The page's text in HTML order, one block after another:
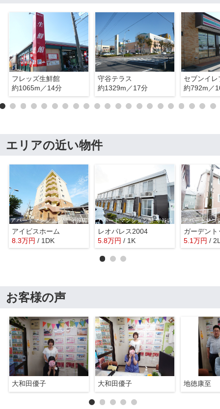
フレッズ生鮮館
約1065m／14分
守谷テラス
約1329m／17分
約792m／
エリアの近い物件
アイビスホーム
8.3万円 / 1DK
レオパレス2004
5.8万円 / 1K 5.1万円 /
お客様の声
大和田優子 大和田優子 地徳康至